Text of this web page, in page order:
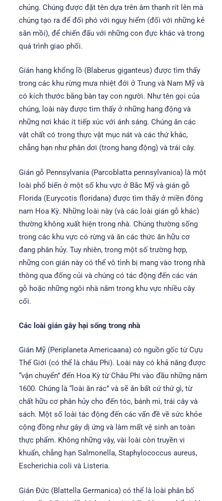
chúng. Chúng được đặt tên dựa trên âm thanh rít lên mà
chúng tạo ra để đối phó với nguy hiểm (đối với những kẻ
săn mồi), để chiến đấu với những con đực khác và trong
quá trình giao phối.
Gián hang khổng lồ (Blaberus giganteus) được tìm thấy
trong các khu rừng mưa nhiệt đới ở Trung và Nam Mỹ và
có kích thước bằng bàn tay con người. Như tên gọi của
chúng, loài này được tìm thấy ở những hang động và
những nơi khác ít tiếp xúc với ánh sáng. Chúng ăn các
vật chất có trong thực vật mục nát và các thứ khác,
chẳng hạn như phân dơi (trong hang động) và trái cây.
Gián gỗ Pennsylvania (Parcoblatta pennsylvanica) là một
loài phổ biến ở một số khu vực ở Bắc Mỹ và gián gỗ
Florida (Eurycotis floridana) được tìm thấy ở miền đông
nam Hoa Kỳ. Những loài này (và các loài gián gỗ khác)
thường không xuất hiện trong nhà. Chúng thường sống
trong các khu vực có rừng và ăn các thức ăn hữu cơ
đang phân hủy. Tuy nhiên, trong một số trường hợp,
những con gián này có thể vô tình bị mang vào trong nhà
thông qua đống củi và chúng có tác động đến các ván
gỗ hoặc những ngôi nhà nằm trong khu vực nhiều cây
cối.
Các loài gián gây hại sống trong nhà
Gián Mỹ (Periplaneta Americaana) có nguồn gốc từ Cựu
Thế Giới (có thể là châu Phi). Loài này có khả năng được
“vận chuyển” đến Hoa Kỳ từ Châu Phi vào đầu những năm
1600. Chúng là “loài ăn rác” và sẽ ăn bất cứ thứ gì, từ
chất hữu cơ phân hủy cho đến tóc, bánh mì, trái cây và
sách. Một số loài tác động đến các vấn đề về sức khỏe
cộng đồng như gây dị ứng và làm mất vệ sinh an toàn
thực phẩm. Không những vậy, vài loài còn truyền vi
khuẩn, chẳng hạn Salmonella, Staphylococcus aureus,
Escherichia coli và Listeria.
Gián Đức (Blattella Germanica) có thể là loài phân bố